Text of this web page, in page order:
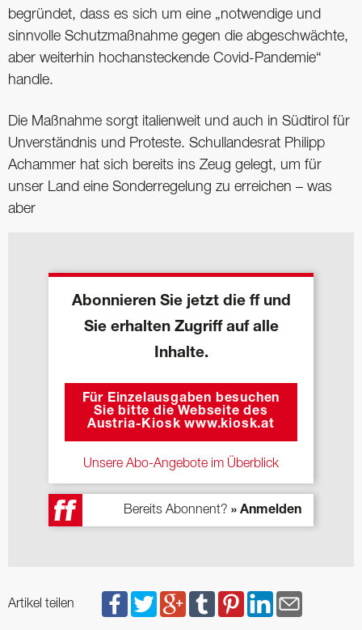
begründet, dass es sich um eine „notwendige und
sinnvolle Schutzmaßnahme gegen die abgeschwächte,
aber weiterhin hochansteckende Covid-Pandemie“
handle.
Die Maßnahme sorgt italienweit und auch in Südtirol für
Unverständnis und Proteste. Schullandesrat Philipp
Achammer hat sich bereits ins Zeug gelegt, um für
unser Land eine Sonderregelung zu erreichen – was
aber
Abonnieren Sie jetzt die ff und
Sie erhalten Zugriff auf alle
Inhalte.
Für Einzelausgaben besuchen
Sie bitte die Webseite des
Austria-Kiosk www.kiosk.at
Unsere Abo-Angebote im Überblick
Bereits Abonnent? » Anmelden
Artikel teilen